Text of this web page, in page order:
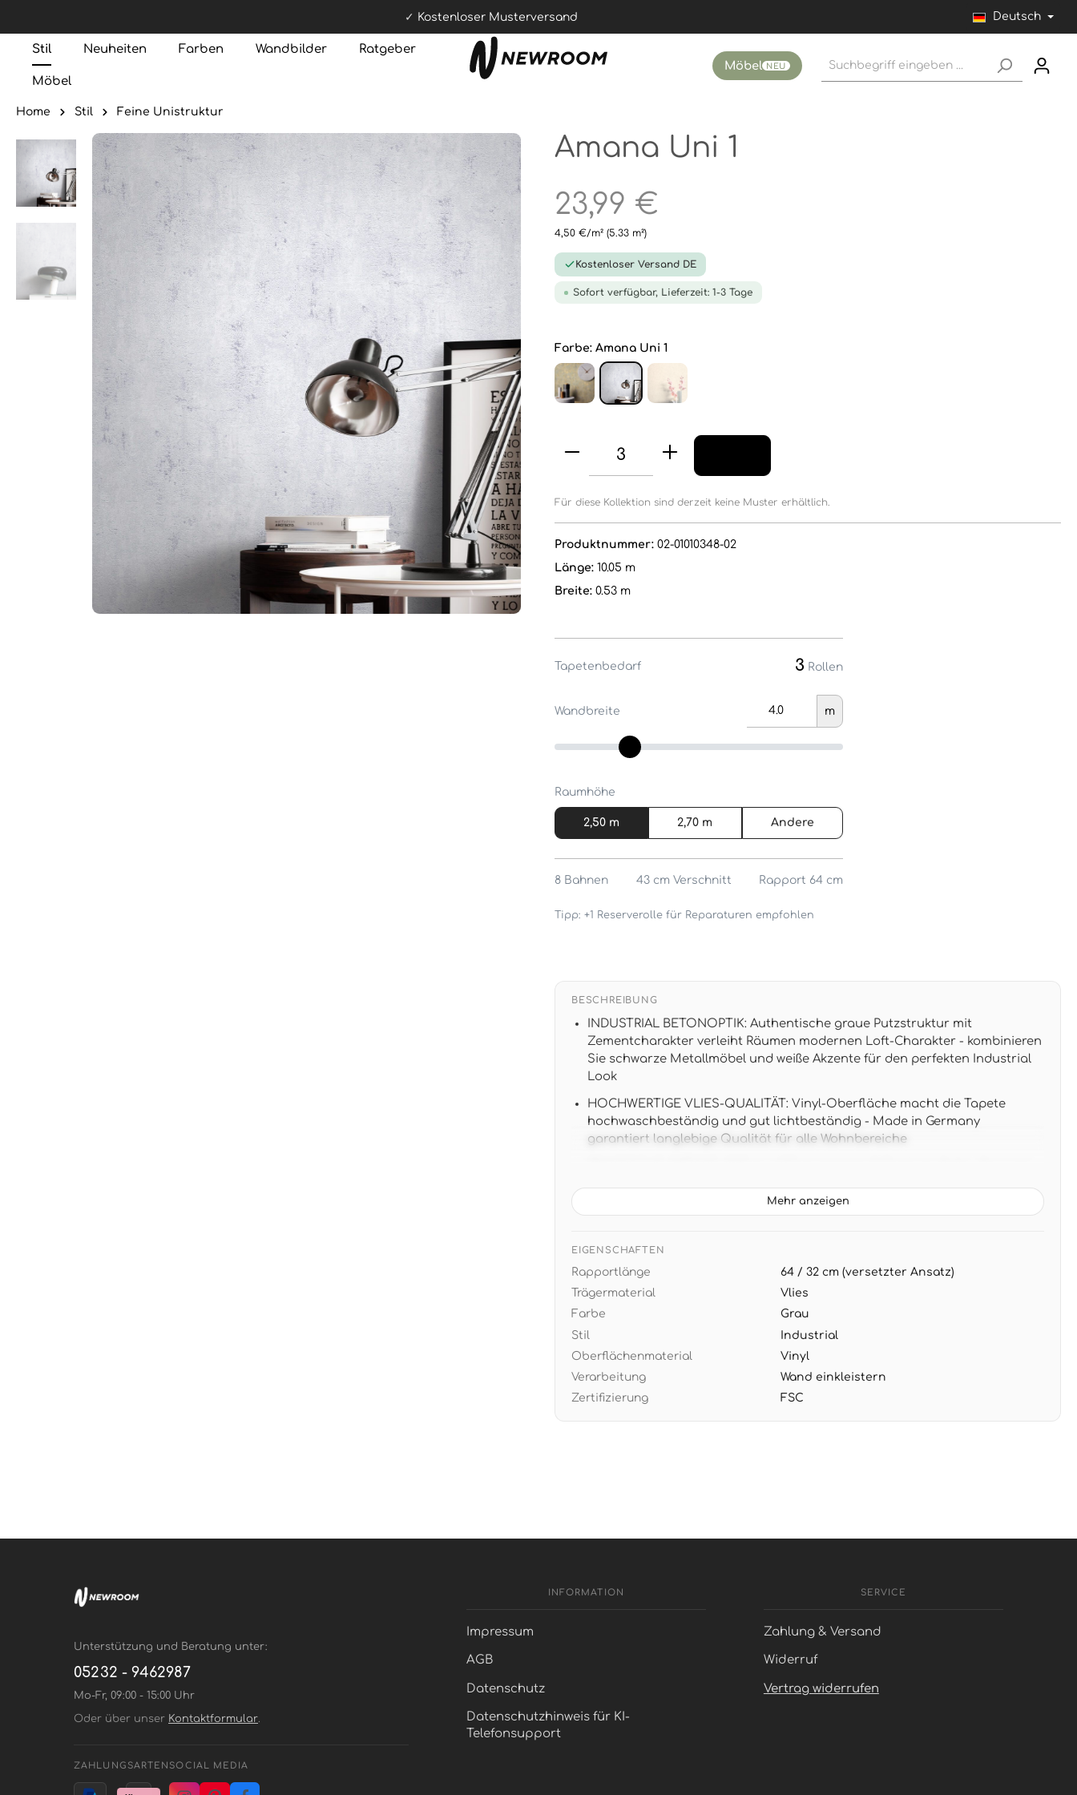
Kostenloser Musterversand Deutsch
Stil Neuheiten Farben Wandbilder Ratgeber
Möbel
Möbel NEU
Home Stil Feine Unistruktur
Amana Uni 1
23,99 €
4,50 €/m² (5.33 m²)
Kostenloser Versand DE
Sofort verfügbar, Lieferzeit: 1-3 Tage
Farbe: Amana Uni 1
Für diese Kollektion sind derzeit keine Muster erhältlich.
Produktnummer: 02-01010348-02
Länge: 10.05 m
Breite: 0.53 m
Tapetenbedarf 3 Rollen
Wandbreite m
Raumhöhe
2,50 m 2,70 m Andere
8 Bahnen 43 cm Verschnitt Rapport 64 cm
Tipp: +1 Reserverolle für Reparaturen empfohlen
BESCHREIBUNG
INDUSTRIAL BETONOPTIK: Authentische graue Putzstruktur mit
Zementcharakter verleiht Räumen modernen Loft-Charakter - kombinieren
Sie schwarze Metallmöbel und weiße Akzente für den perfekten Industrial
Look
HOCHWERTIGE VLIES-QUALITÄT: Vinyl-Oberfläche macht die Tapete
hochwaschbeständig und gut lichtbeständig - Made in Germany
garantiert langlebige Qualität für alle Wohnbereiche
MODERNE WANDGESTALTUNG: Einfarbiges Grau in matter Betonoptik
Details und minimalistischer Einrichtung
EINFACHE VERARBEITUNG: Wand einkleistern genügt - die Vliestapete lässt
sich später restlos trocken abziehen ohne Rückstände
Mehr anzeigen
EIGENSCHAFTEN
Rapportlänge
64 / 32 cm (versetzter Ansatz)
Trägermaterial
Vlies
Farbe
Grau
Stil
Industrial
Oberflächenmaterial
Vinyl
Verarbeitung
Wand einkleistern
Zertifizierung
FSC
Unterstützung und Beratung unter:
05232 - 9462987
Mo-Fr, 09:00 - 15:00 Uhr
Oder über unser Kontaktformular.
ZAHLUNGSARTEN SOCIAL MEDIA
INFORMATION
Impressum
AGB
Datenschutz
Datenschutzhinweis für KI-
Telefonsupport
SERVICE
Zahlung & Versand
Widerruf
Vertrag widerrufen